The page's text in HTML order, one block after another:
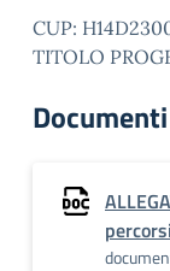
CUP:
TITOLO
Documenti